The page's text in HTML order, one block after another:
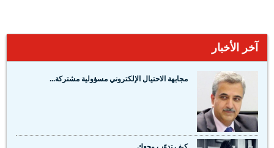
آخر الأخبار
مجابهة الاحتيال الإلكتروني مسؤولية مشتركة...